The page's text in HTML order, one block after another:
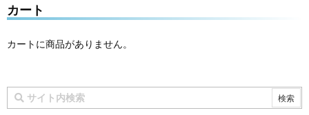
カート
カートに商品がありません。